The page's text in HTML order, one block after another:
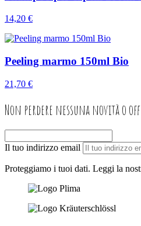
14,20 €
Peeling marmo 150ml Bio
21,70 €
Non perdere nessuna novità o
Il tuo indirizzo email
Proteggiamo i tuoi dati. Leggi la